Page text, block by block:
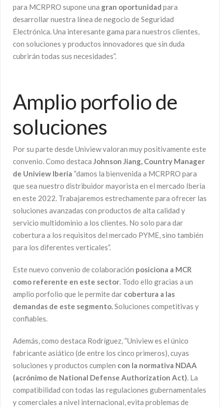
para MCRPRO supone una gran oportunidad para
desarrollar nuestra línea de negocio de Seguridad
Electrónica. Una interesante gama para nuestros clientes,
con soluciones y productos innovadores que sin duda
cubrirán todas sus necesidades”.
Amplio porfolio de
soluciones
Por su parte desde Uniview valoran muy positivamente este
convenio. Como destaca Johnson Jiang, Country Manager
de Uniview Iberia “damos la bienvenida a MCRPRO para
que sea nuestro distribuidor mayorista en el mercado Iberia
en este 2022. Trabajaremos estrechamente para ofrecer las
soluciones avanzadas con productos de alta calidad y
servicio multidominio a los clientes. No solo para dar
cobertura a los requisitos del mercado PYME, sino también
para los diferentes verticales”.
Este nuevo convenio de colaboración posiciona a MCR
como referente en este sector. Todo ello gracias a un
amplio porfolio que le permite dar cobertura a las
demandas de este segmento.Soluciones competitivas y
confiables.
Además, como destaca Rodríguez, “Uniview es el único
fabricante asiático (de entre los cinco primeros), cuyas
soluciones y productos cumplen con la normativa NDAA
(acrónimo de National Defense Authorization Act) . La
compatibilidad con todas las regulaciones gubernamentales
y comerciales a nivel internacional, evita problemas de